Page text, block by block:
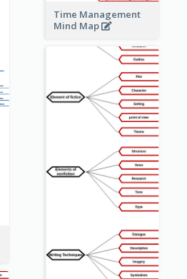
Time Management
Mind Map